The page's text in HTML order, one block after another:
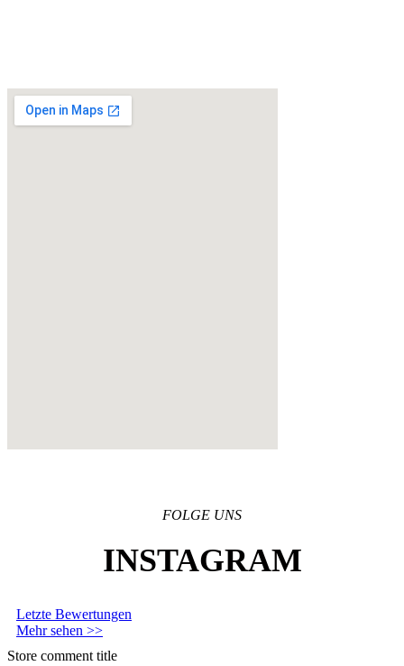
FOLGE UNS
INSTAGRAM
Letzte Bewertungen
Mehr sehen >>
Store comment title